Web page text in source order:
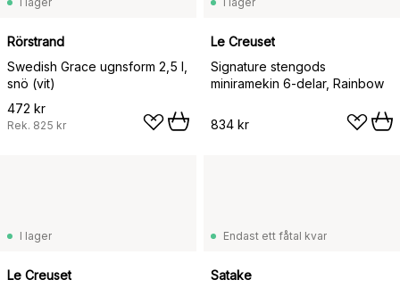
Rörstrand
Swedish Grace ugnsform 2,5 l,
snö (vit)
472 kr
Rek. 825 kr
Le Creuset
Signature stengods
miniramekin 6-delar, Rainbow
834 kr
I lager
Le Creuset
Endast ett fåtal kvar
Satake